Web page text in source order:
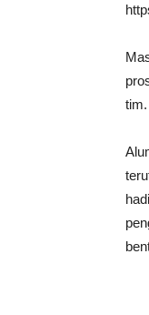
tim.